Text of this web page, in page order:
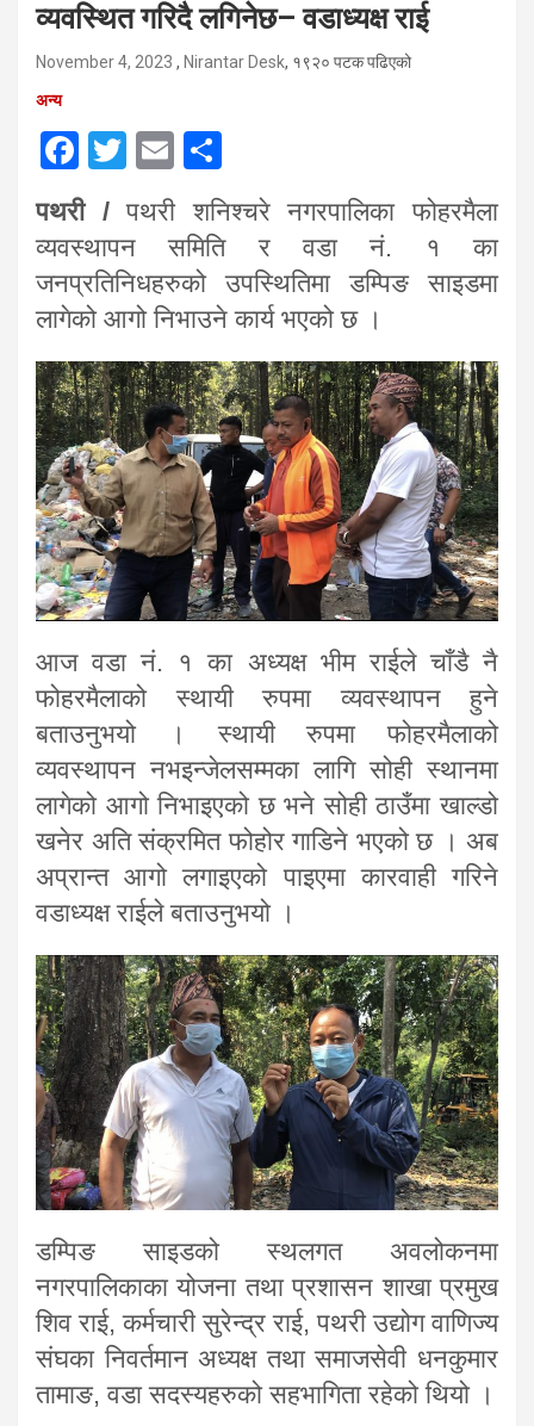
व्यवस्थित गरिदै लगिनेछ– वडाध्यक्ष राई
November 4, 2023 , Nirantar Desk, १९२० पटक पढिएको
अन्य
F
a
ce
b
o
o
k
T
wi
tt
er
E
ail
h
ar
e
पथरी /पथरी शनिश्चरे नगरपालिका फोहरमैला
व्यवस्थापन समिति र वडा नं. १ का
जनप्रतिनिधहरुको उपस्थितिमा डम्पिङ साइडमा
लागेको आगो निभाउने कार्य भएको छ ।
आज वडा नं. १ का अध्यक्ष भीम राईले चाँडै नै
फोहरमैलाको स्थायी रुपमा व्यवस्थापन हुने
बताउनुभयो । स्थायी रुपमा फोहरमैलाको
व्यवस्थापन नभइन्जेलसम्मका लागि सोही स्थानमा
लागेको आगो निभाइएको छ भने सोही ठाउँमा खाल्डो
खनेर अति संक्रमित फोहोर गाडिने भएको छ । अब
अप्रान्त आगो लगाइएको पाइएमा कारवाही गरिने
वडाध्यक्ष राईले बताउनुभयो ।
डम्पिङ साइडको स्थलगत अवलोकनमा
नगरपालिकाका योजना तथा प्रशासन शाखा प्रमुख
शिव राई, कर्मचारी सुरेन्द्र राई, पथरी उद्योग वाणिज्य
संघका निवर्तमान अध्यक्ष तथा समाजसेवी धनकुमार
तामाङ, वडा सदस्यहरुको सहभागिता रहेको थियो ।